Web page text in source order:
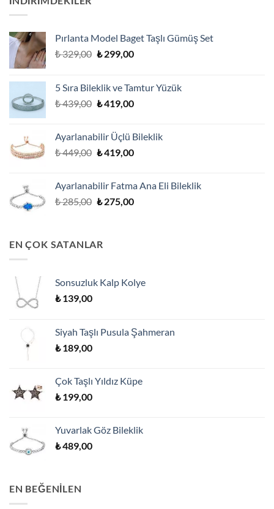
Pırlanta Model Baget Taşlı Gümüş Set
₺329,00 Orijinal
₺299,00Şu
₺ 299,00.
5 Sıra Bileklik ve Tamtur Yüzük
₺439,00 Orijinal
₺419,00Şu
₺ 419,00.
Ayarlanabilir Üçlü Bileklik
₺449,00 Orijinal
₺419,00Şu
₺ 419,00.
Ayarlanabilir Fatma Ana Eli Bileklik
₺285,00 Orijinal
₺275,00Şu
EN ÇOK SATANLAR
Sonsuzluk Kalp Kolye
₺139,00
Siyah Taşlı Pusula Şahmeran
₺189,00
Çok Taşlı Yıldız Küpe
₺199,00
Yuvarlak Göz Bileklik
₺489,00
EN BEĞENILEN